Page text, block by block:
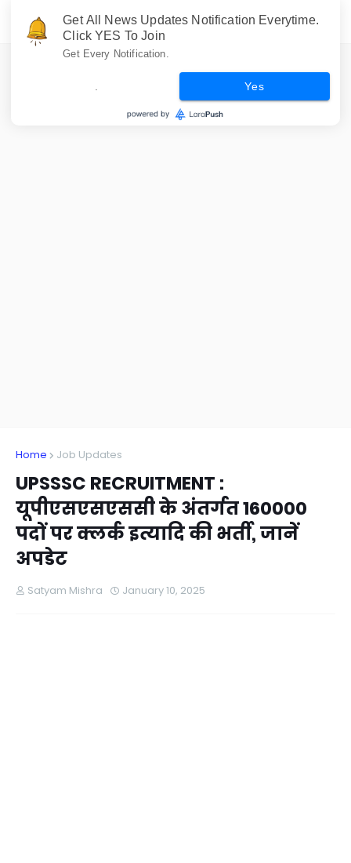
Home Job Updates
UPSSSC RECRUITMENT :
यूपीएसएसएससी के अंतर्गत 160000
पदों पर क्लर्क इत्यादि की भर्ती, जानें
अपडेट
Satyam Mishra January 10, 2025
Get All News Updates Notification Everytime.
Click YES To Join
Get Every Notification.
Yes